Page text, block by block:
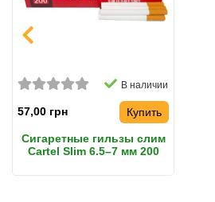
В наличии
57,00 грн Купить
Сигаретные гильзы слим
Cartel Slim 6.5–7 мм 200